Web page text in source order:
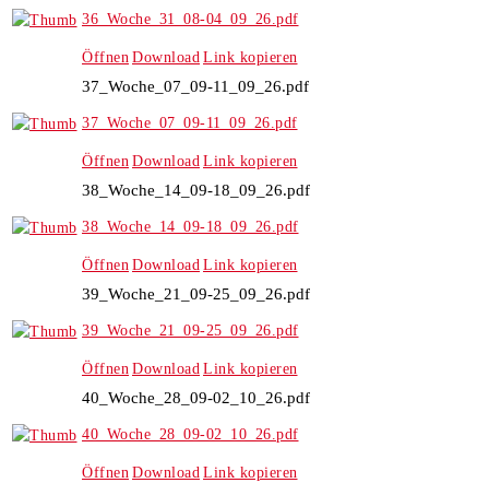
36_Woche_31_08-04_09_26.pdf
Öffnen Download Link kopieren
37_Woche_07_09-11_09_26.pdf
37_Woche_07_09-11_09_26.pdf
Öffnen Download Link kopieren
38_Woche_14_09-18_09_26.pdf
38_Woche_14_09-18_09_26.pdf
Öffnen Download Link kopieren
39_Woche_21_09-25_09_26.pdf
39_Woche_21_09-25_09_26.pdf
Öffnen Download Link kopieren
40_Woche_28_09-02_10_26.pdf
40_Woche_28_09-02_10_26.pdf
Öffnen Download Link kopieren